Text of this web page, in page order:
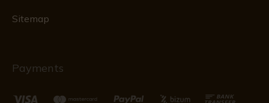
Sitemap
Payments